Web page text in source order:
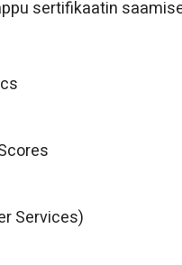
sertifikaatin
Services)